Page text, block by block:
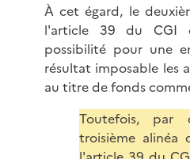
À cet égard, le
l'article 39 du CGI
possibilité pour une
résultat imposable les
au titre de fonds
Toutefois, par
troisième